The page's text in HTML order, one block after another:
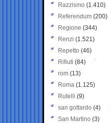
Razzismo (1.410)
Referendum (200)
Regione (344)
Renzi (1.521)
Repetto (46)
Rifiuti (84)
rom (13)
Roma (1.125)
Rutelli (9)
san gottardo (4)
San Martino (3)